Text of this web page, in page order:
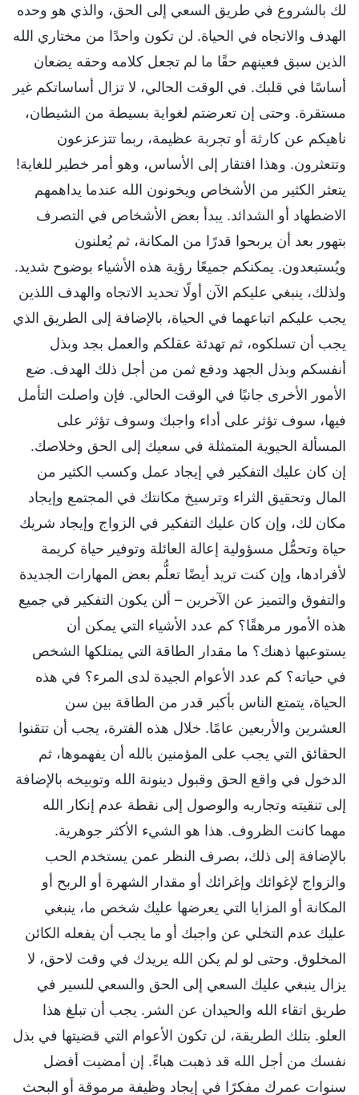
لك بالشروع في طريق السعي إلى الحق، والذي هو وحده
الهدف والاتجاه في الحياة. لن تكون واحدًا من مختاري الله
الذين سبق فعينهم حقًا ما لم تجعل كلامه وحقه يضعان
أساسًا في قلبك. في الوقت الحالي، لا تزال أساساتكم غير
مستقرة. وحتى إن تعرضتم لغواية بسيطة من الشيطان،
ناهيكم عن كارثة أو تجربة عظيمة، ربما تتزعزعون
وتتعثرون. وهذا افتقار إلى الأساس، وهو أمر خطير للغاية!
يتعثر الكثير من الأشخاص ويخونون الله عندما يداهمهم
الاضطهاد أو الشدائد. يبدأ بعض الأشخاص في التصرف
بتهور بعد أن يربحوا قدرًا من المكانة، ثم يُعلنون
ويُستبعدون. يمكنكم جميعًا رؤية هذه الأشياء بوضوح شديد.
ولذلك، ينبغي عليكم الآن أولًا تحديد الاتجاه والهدف اللذين
يجب عليكم اتباعهما في الحياة، بالإضافة إلى الطريق الذي
يجب أن تسلكوه، ثم تهدئة عقلكم والعمل بجد وبذل
أنفسكم وبذل الجهد ودفع ثمن من أجل ذلك الهدف. ضع
الأمور الأخرى جانبًا في الوقت الحالي. فإن واصلت التأمل
فيها، سوف تؤثر على أداء واجبك وسوف تؤثر على
المسألة الحيوية المتمثلة في سعيك إلى الحق وخلاصك.
إن كان عليك التفكير في إيجاد عمل وكسب الكثير من
المال وتحقيق الثراء وترسيخ مكانتك في المجتمع وإيجاد
مكان لك، وإن كان عليك التفكير في الزواج وإيجاد شريك
حياة وتحمُّل مسؤولية إعالة العائلة وتوفير حياة كريمة
لأفرادها، وإن كنت تريد أيضًا تعلُّم بعض المهارات الجديدة
والتفوق والتميز عن الآخرين – ألن يكون التفكير في جميع
هذه الأمور مرهقًا؟ كم عدد الأشياء التي يمكن أن
يستوعبها ذهنك؟ ما مقدار الطاقة التي يمتلكها الشخص
في حياته؟ كم عدد الأعوام الجيدة لدى المرء؟ في هذه
الحياة، يتمتع الناس بأكبر قدر من الطاقة بين سن
العشرين والأربعين عامًا. خلال هذه الفترة، يجب أن تتقنوا
الحقائق التي يجب على المؤمنين بالله أن يفهموها، ثم
الدخول في واقع الحق وقبول دينونة الله وتوبيخه بالإضافة
إلى تنقيته وتجاربه والوصول إلى نقطة عدم إنكار الله
مهما كانت الظروف. هذا هو الشيء الأكثر جوهرية.
بالإضافة إلى ذلك، بصرف النظر عمن يستخدم الحب
والزواج لإغوائك وإغرائك أو مقدار الشهرة أو الربح أو
المكانة أو المزايا التي يعرضها عليك شخص ما، ينبغي
عليك عدم التخلي عن واجبك أو ما يجب أن يفعله الكائن
المخلوق. وحتى لو لم يكن الله يريدك في وقت لاحق، لا
يزال ينبغي عليك السعي إلى الحق والسعي للسير في
طريق اتقاء الله والحيدان عن الشر. يجب أن تبلغ هذا
العلو. بتلك الطريقة، لن تكون الأعوام التي قضيتها في بذل
نفسك من أجل الله قد ذهبت هباءً. إن أمضيت أفضل
سنوات عمرك مفكرًا في إيجاد وظيفة مرموقة أو البحث